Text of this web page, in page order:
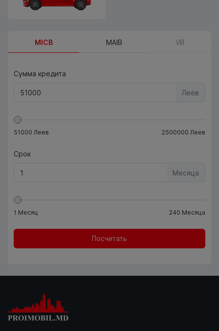
MICB MAIB VB
Сумма кредита
Леев
51000 Леев 2500000 Леев
Срок
Месяца
1 Месяц 240 Месяца
Посчитать